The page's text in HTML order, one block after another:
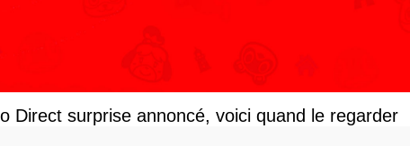
Direct surprise annoncé, voici quand le regarder